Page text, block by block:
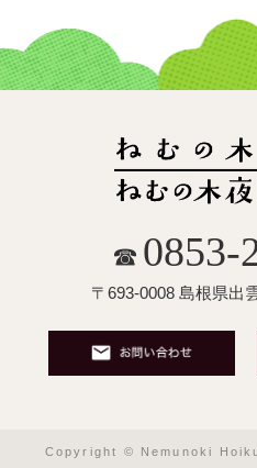
☎ 0853-
〒693-0008 島根県出
Copyright © Nemunoki